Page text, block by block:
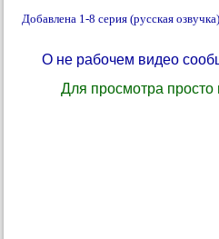
Добавлена 1-8 серия (русская озвучка).
О не рабочем видео
Для просмотра